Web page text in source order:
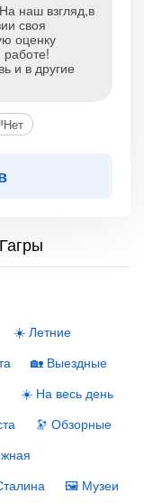
наш взгляд,в
своя
оценку
и в другие
Нет
☀️ Летние
🏡 Выездные
☀️ На весь день
🔭 Обзорные
🖼 Музеи